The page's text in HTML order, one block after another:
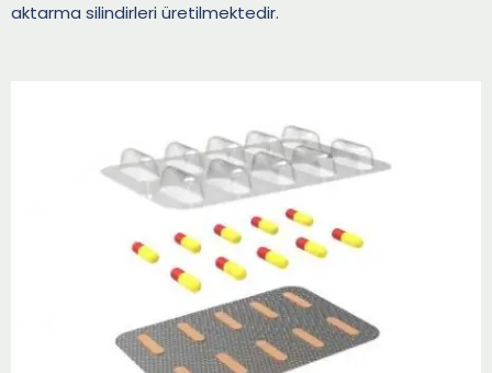
aktarma silindirleri üretilmektedir.